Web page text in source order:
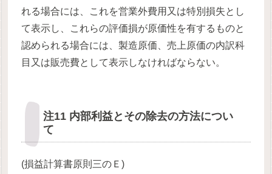
れる場合には、これを営業外費用又は特別損失とし
て表示し、これらの評価損が原価性を有するものと
認められる場合には、製造原価、売上原価の内訳科
目又は販売費として表示しなければならない。
注11 内部利益とその除去の方法につい
て
(損益計算書原則三のＥ)